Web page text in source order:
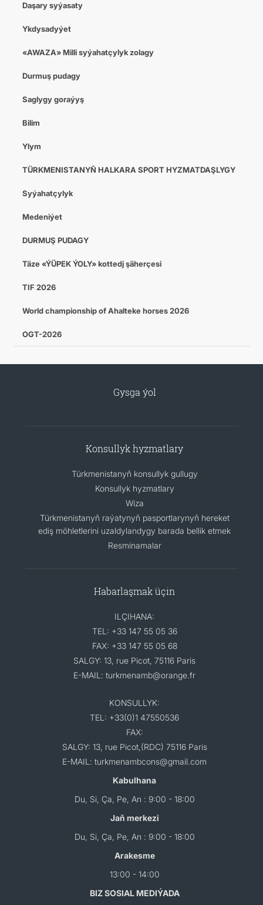
Daşary syýasaty
Ykdysadyýet
«AWAZA» Milli syýahatçylyk zolagy
Durmuş pudagy
Saglygy goraýyş
Bilim
Ylym
TÜRKMENISTANYŇ HALKARA SPORT HYZMATDAŞLYGY
Syýahatçylyk
Medeniýet
DURMUŞ PUDAGY
Täze «ÝÜPEK ÝOLY» kottedj şäherçesi
TIF 2026
World championship of Ahalteke horses 2026
OGT-2026
Gysga ýol
Konsullyk hyzmatlary
Türkmenistanyň konsullyk gullugy
Konsullyk hyzmatlary
Wiza
Türkmenistanyň raýatynyň pasportlarynyň hereket
ediş möhletlerini uzaldylandygy barada bellik etmek
Resminamalar
Habarlaşmak üçin
ILÇIHANA:
TEL: +33 147 55 05 36
FAX: +33 147 55 05 68
SALGY: 13, rue Picot, 75116 Paris
E-MAIL: turkmenamb@orange.fr
KONSULLYK:
TEL: +33(0)1 47550536
FAX:
SALGY: 13, rue Picot,(RDC) 75116 Paris
E-MAIL: turkmenambcons@gmail.com
Kabulhana
Du, Si, Ça, Pe, An : 9:00 - 18:00
Jaň merkezi
Du, Si, Ça, Pe, An : 9:00 - 18:00
Arakesme
13:00 - 14:00
BIZ SOSIAL MEDIÝADA